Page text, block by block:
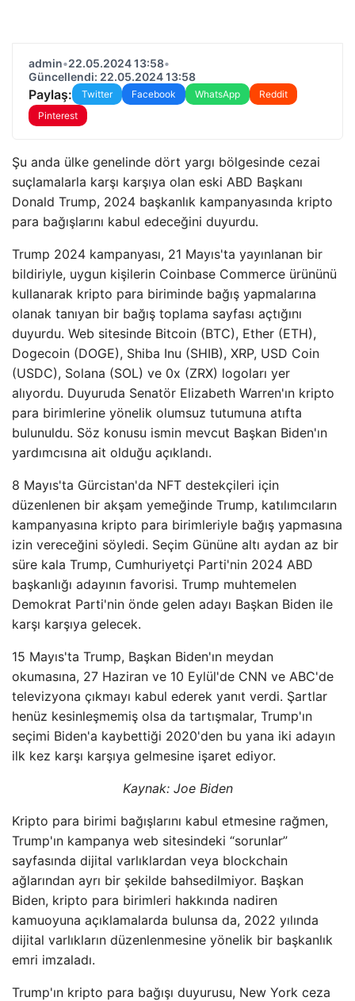
admin•22.05.2024 13:58•
Güncellendi: 22.05.2024 13:58
Paylaş: Twitter Facebook WhatsApp
Reddit
Pinterest
Şu anda ülke genelinde dört yargı bölgesinde cezai
suçlamalarla karşı karşıya olan eski ABD Başkanı
Donald Trump, 2024 başkanlık kampanyasında kripto
para bağışlarını kabul edeceğini duyurdu.
Trump 2024 kampanyası, 21 Mayıs'ta yayınlanan bir
bildiriyle, uygun kişilerin Coinbase Commerce ürününü
kullanarak kripto para biriminde bağış yapmalarına
olanak tanıyan bir bağış toplama sayfası açtığını
duyurdu. Web sitesinde Bitcoin (BTC), Ether (ETH),
Dogecoin (DOGE), Shiba Inu (SHIB), XRP, USD Coin
(USDC), Solana (SOL) ve 0x (ZRX) logoları yer
alıyordu. Duyuruda Senatör Elizabeth Warren'ın kripto
para birimlerine yönelik olumsuz tutumuna atıfta
bulunuldu. Söz konusu ismin mevcut Başkan Biden'ın
yardımcısına ait olduğu açıklandı.
8 Mayıs'ta Gürcistan'da NFT destekçileri için
düzenlenen bir akşam yemeğinde Trump, katılımcıların
kampanyasına kripto para birimleriyle bağış yapmasına
izin vereceğini söyledi. Seçim Gününe altı aydan az bir
süre kala Trump, Cumhuriyetçi Parti'nin 2024 ABD
başkanlığı adayının favorisi. Trump muhtemelen
Demokrat Parti'nin önde gelen adayı Başkan Biden ile
karşı karşıya gelecek.
15 Mayıs'ta Trump, Başkan Biden'ın meydan
okumasına, 27 Haziran ve 10 Eylül'de CNN ve ABC'de
televizyona çıkmayı kabul ederek yanıt verdi. Şartlar
henüz kesinleşmemiş olsa da tartışmalar, Trump'ın
seçimi Biden'a kaybettiği 2020'den bu yana iki adayın
ilk kez karşı karşıya gelmesine işaret ediyor.
Kaynak: Joe Biden
Kripto para birimi bağışlarını kabul etmesine rağmen,
Trump'ın kampanya web sitesindeki “sorunlar”
sayfasında dijital varlıklardan veya blockchain
ağlarından ayrı bir şekilde bahsedilmiyor. Başkan
Biden, kripto para birimleri hakkında nadiren
kamuoyuna açıklamalarda bulunsa da, 2022 yılında
dijital varlıkların düzenlenmesine yönelik bir başkanlık
emri imzaladı.
Trump'ın kripto para bağışı duyurusu, New York ceza